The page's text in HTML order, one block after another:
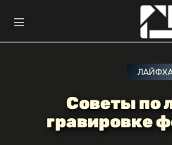
Советы по
гравировке